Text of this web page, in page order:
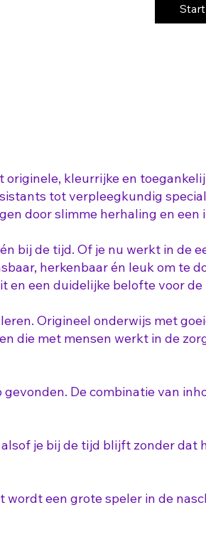
kleurrijke en
tot verpleegkundig
door slimme herhaling en een
bij de tijd. Of je nu werkt in de
herkenbaar én leuk om te
en een duidelijke belofte voor de
Origineel onderwijs met
die met mensen werkt in de
De combinatie van
je bij de tijd blijft zonder dat
een grote speler in de